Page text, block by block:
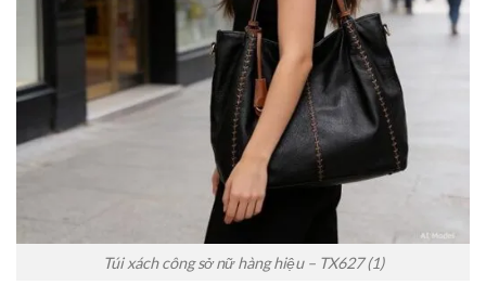
Túi xách công sở nữ hàng hiệu – TX627 (1)